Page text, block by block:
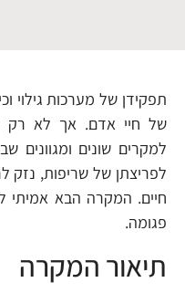
תפקידן של מערכות גילוי
של חיי אדם. אך לא רק
למקרים שונים
לפריצתן של שריפות, נזק
חיים. המקרה הבא אמיתי
פגומה.
תיאור המקרה